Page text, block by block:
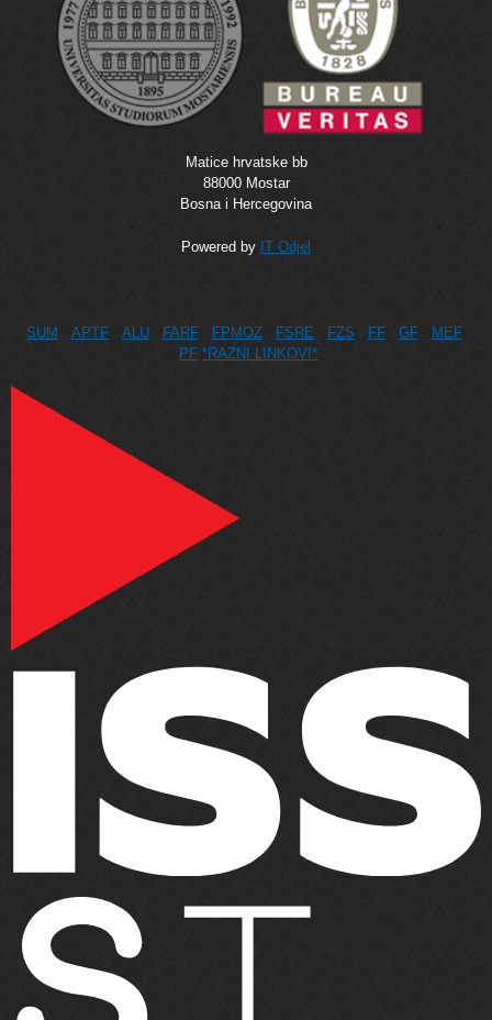
Matice hrvatske bb
88000 Mostar
Bosna i Hercegovina
Powered by IT Odjel
SUM APTF ALU FARF FPMOZ FSRE FZS FF GF
MEF
PF *RAZNI LINKOVI*